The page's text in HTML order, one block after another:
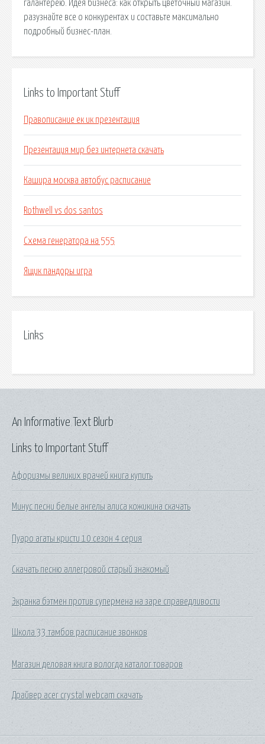
галантерею. Идея бизнеса: как открыть цветочный магазин.
разузнайте все о конкурентах и составьте максимально
подробный бизнес-план.
Links to Important Stuff
Правописание ек ик презентация
Презентация мир без интернета скачать
Кашира москва автобус расписание
Rothwell vs dos santos
Схема генератора на 555
Ящик пандоры игра
Links
Links to Important Stuff
Афоризмы великих врачей книга купить
Минус песни белые ангелы алиса кожикина скачать
Пуаро агаты кристи 10 сезон 4 серия
Скачать песню аллегровой старый знакомый
Экранка бэтмен против супермена на заре справедливости
Школа 33 тамбов расписание звонков
Магазин деловая книга вологда каталог товаров
Драйвер acer crystal webcam скачать
An Informative Text Blurb